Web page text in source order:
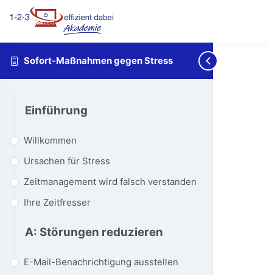
Sofort-Maßnahmen gegen Stress
Einführung
Willkommen
Ursachen für Stress
Zeitmanagement wird falsch verstanden
Ihre Zeitfresser
A: Störungen reduzieren
E-Mail-Benachrichtigung ausstellen